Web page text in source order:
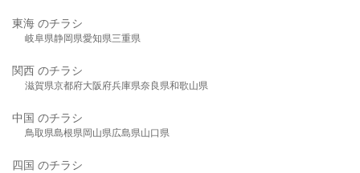
東海 のチラシ
岐阜県静岡県愛知県三重県
関西 のチラシ
滋賀県京都府大阪府兵庫県奈良県和歌山県
中国 のチラシ
鳥取県島根県岡山県広島県山口県
四国 のチラシ